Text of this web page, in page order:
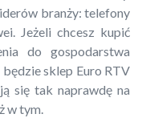
branży: telefony
Jeżeli chcesz kupić
do gospodarstwa
sklep Euro RTV
się tak naprawdę na
w tym.